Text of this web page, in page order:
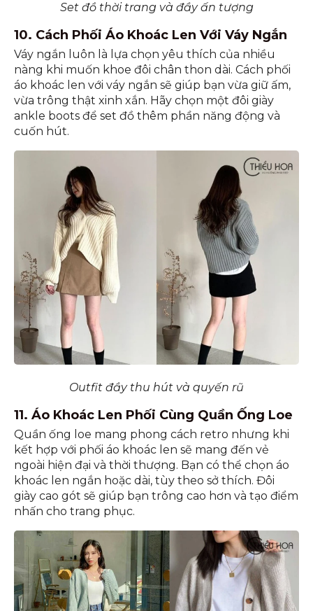
Set đồ thời trang và đầy ấn tượng
10. Cách Phối Áo Khoác Len Với Váy Ngắn
Váy ngắn luôn là lựa chọn yêu thích của nhiều
nàng khi muốn khoe đôi chân thon dài. Cách phối
áo khoác len với váy ngắn sẽ giúp bạn vừa giữ ấm,
vừa trông thật xinh xắn. Hãy chọn một đôi giày
ankle boots để set đồ thêm phần năng động và
cuốn hút.
Outfit đầy thu hút và quyến rũ
11. Áo Khoác Len Phối Cùng Quần Ống Loe
Quần ống loe mang phong cách retro nhưng khi
kết hợp với phối áo khoác len sẽ mang đến vẻ
ngoài hiện đại và thời thượng. Bạn có thể chọn áo
khoác len ngắn hoặc dài, tùy theo sở thích. Đôi
giày cao gót sẽ giúp bạn trông cao hơn và tạo điểm
nhấn cho trang phục.